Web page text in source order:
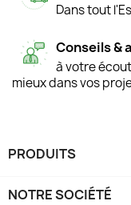
Dans tout
Conseils &
à votre
mieux dans vos
PRODUITS
NOTRE SOCIÉTÉ